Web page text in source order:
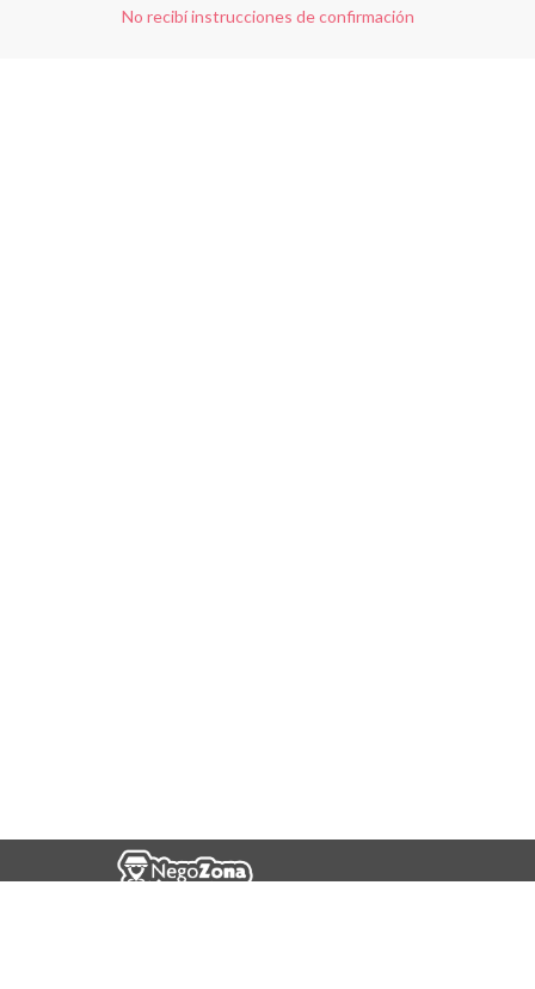
No recibí instrucciones de confirmación